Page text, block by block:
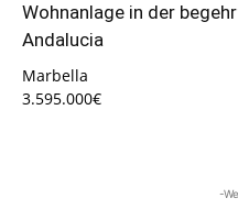
Wohnanlage in der
Andalucia
Marbella
3.595.000€
-